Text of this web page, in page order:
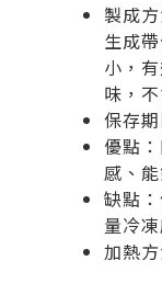
製成
生成
小，
味，
保存
優點
感、
缺點
量冷
加熱方